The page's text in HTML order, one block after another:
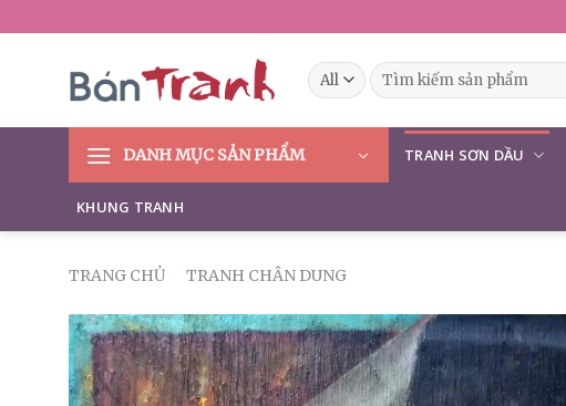
to
Tìm
kiếm:
DANH MỤC SẢN PHẨM TRANH SƠN DẦU
KHUNG TRANH
TRANG CHỦ TRANH CHÂN DUNG